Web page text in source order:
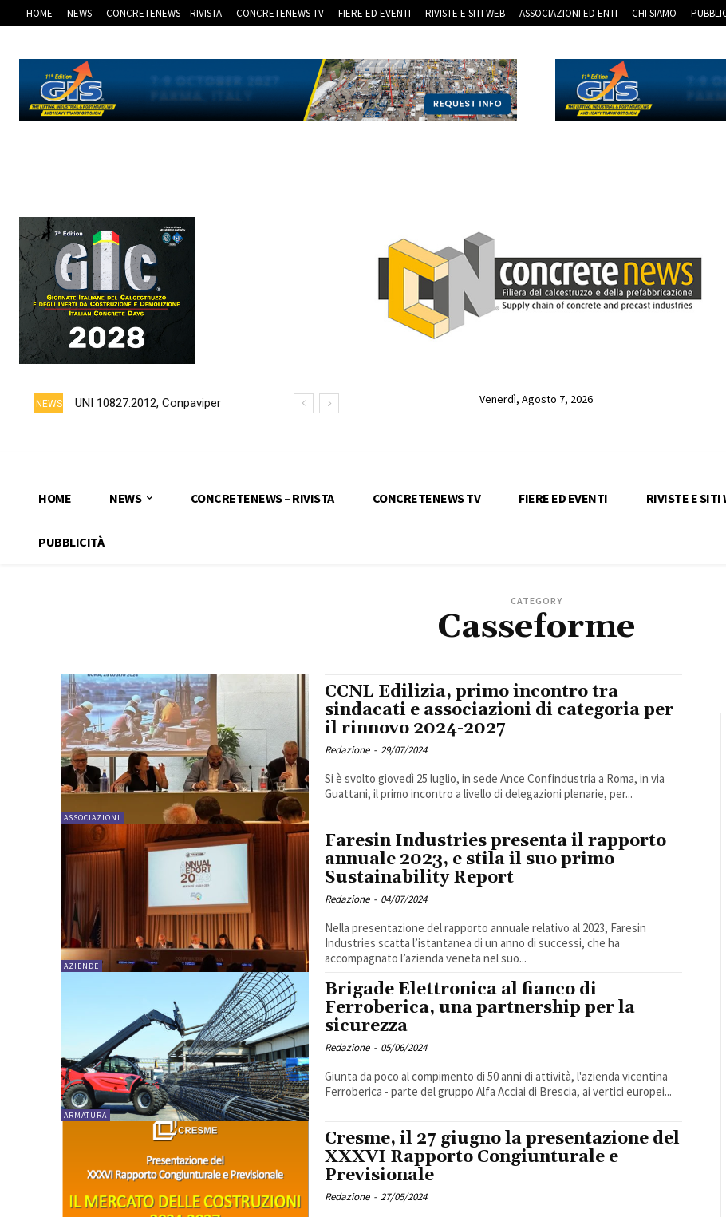
HOME NEWS CONCRETENEWS – RIVISTA CONCRETENEWS TV FIERE ED EVENTI RIVISTE E SITI WEB ASSOCIAZIONI ED ENTI CHI SIAMO
NEWS
UNI 10827:2012, Conpaviper
Venerdì, Agosto 7, 2026
HOME NEWS CONCRETENEWS – RIVISTA CONCRETENEWS TV FIERE ED EVENTI RIVISTE E SITI
PUBBLICITÀ
CATEGORY
Casseforme
ASSOCIAZIONI
CCNL Edilizia, primo incontro tra
sindacati e associazioni di categoria per
il rinnovo 2024-2027
Redazione - 29/07/2024
Si è svolto giovedì 25 luglio, in sede Ance Confindustria a Roma, in via
Guattani, il primo incontro a livello di delegazioni plenarie, per...
AZIENDE
Faresin Industries presenta il rapporto
annuale 2023, e stila il suo primo
Sustainability Report
Redazione - 04/07/2024
Nella presentazione del rapporto annuale relativo al 2023, Faresin
Industries scatta l’istantanea di un anno di successi, che ha
accompagnato l’azienda veneta nel suo...
ARMATURA
Brigade Elettronica al fianco di
Ferroberica, una partnership per la
sicurezza
Redazione - 05/06/2024
Giunta da poco al compimento di 50 anni di attività, l'azienda vicentina
Ferroberica - parte del gruppo Alfa Acciai di Brescia, ai vertici europei...
Cresme, il 27 giugno la presentazione del
XXXVI Rapporto Congiunturale e
Previsionale
Redazione - 27/05/2024